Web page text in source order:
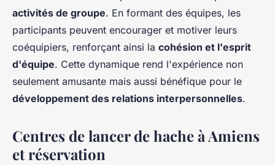
activités de groupe. En formant des équipes, les
participants peuvent encourager et motiver leurs
coéquipiers, renforçant ainsi la cohésion et l'esprit
d'équipe. Cette dynamique rend l'expérience non
seulement amusante mais aussi bénéfique pour le
développement des relations interpersonnelles.
Centres de lancer de hache à Amiens
et réservation